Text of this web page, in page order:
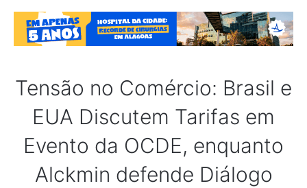
Tensão no Comércio: Brasil e
EUA Discutem Tarifas em
Evento da OCDE, enquanto
Alckmin defende Diálogo